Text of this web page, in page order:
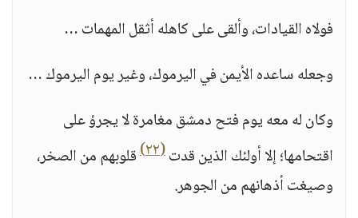
فولاه القيادات، وألقى على كاهله أثقل المهمات …
وجعله ساعده الأيمن في اليرموك، وغير يوم اليرموك …
وكان له معه يوم فتح دمشق مغامرة لا يجرؤ على
اقتحامها؛ إلا أولئك الذين قدت(٢٢)
قلوبهم من الصخر،
وصيغت أذهانهم من الجوهر.